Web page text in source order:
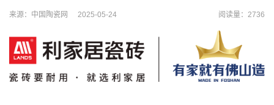
来源：中国陶瓷网 2025-05-24 阅读量：2736